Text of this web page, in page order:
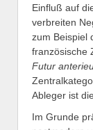
Einfluß auf
verbreiten
zum Beispiel
französische
Futur
Ableger ist die
Im Grunde